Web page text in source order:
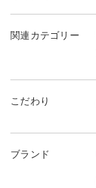
関連カテゴリー
こだわり
ブランド